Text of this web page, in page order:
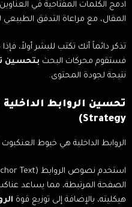
المقال، مع مراعاة التدفق
تذكر دائماً أنك تكتب للبشر أولاً،
فستقوم محركات البحث بتحسين
نتيجة لجودة المحتوى.
Strategy)
الروابط الداخلية هي خيوط
الصفحة المرتبطة، مما يساعد
هيكليته، بالإضافة إلى توزيع قوة